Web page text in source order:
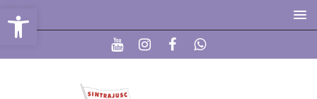
Abrir a barra de ferramentas